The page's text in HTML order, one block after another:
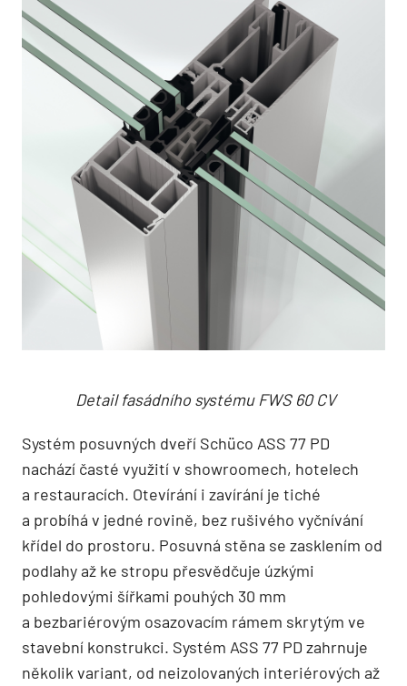
Detail fasádního systému FWS 60 CV
Systém posuvných dveří Schüco ASS 77 PD
nachází časté využití v show­roomech, hotelech
a restauracích. Otevírání i zavírání je tiché
a probíhá v jedné rovině, bez rušivého vyčnívání
křídel do prostoru. Posuvná stěna se zasklením od
podlahy až ke stropu přesvědčuje úzkými
pohledovými šířkami pouhých 30 mm
a bezbariérovým osazovacím rámem skrytým ve
stavební konstrukci. Systém ASS 77 PD zahrnuje
několik variant, od neizolovaných interiérových až